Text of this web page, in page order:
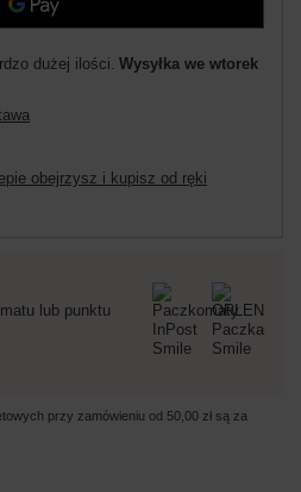
dużej ilości Wysyłka we wtorek
obejrzysz i kupisz od ręki
lub punktu
przy zamówieniu od 50,00 zł są za